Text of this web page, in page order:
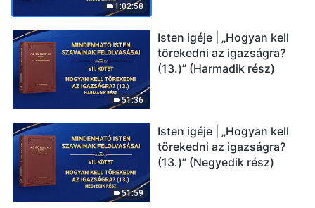
1:02:58
51:36
Isten igéje | „Hogyan kell
törekedni az igazságra?
(13.)” (Harmadik rész)
51:59
Isten igéje | „Hogyan kell
törekedni az igazságra?
(13.)” (Negyedik rész)